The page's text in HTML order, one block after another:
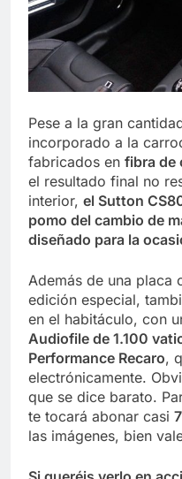
Pese a la gran
incorporado a la
fabricados en fibra de
el resultado final no
interior, el Sutton
pomo del cambio de
diseñado para la
Además de una placa
edición especial,
en el habitáculo, con
Audiofile de 1.100
Performance Recaro,
electrónicamente.
que se dice barato.
te tocará abonar casi
las imágenes, bien